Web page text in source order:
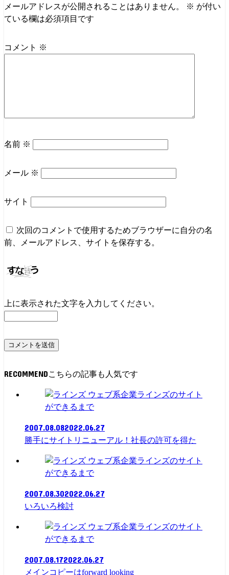
メールアドレスが公開されることはありません。 ※ が付い
ている欄は必須項目です
コメント ※
名前 ※
メール ※
サイト
次回のコメントで使用するためブラウザーに自分の名
前、メールアドレス、サイトを保存する。
上に表示された文字を入力してください。
RECOMMEND
ラインズのサイト
ができるまで
2007.08.082022.06.27
勝手にサイトリニューアル！社長の許可を得た
ラインズのサイト
ができるまで
2007.08.302022.06.27
いろいろ検討
ラインズのサイト
ができるまで
2007.08.172022.06.27
メインコピーはforward looking